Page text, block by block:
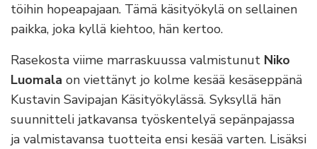
töihin hopeapajaan. Tämä käsityökylä on sellainen
paikka, joka kyllä kiehtoo, hän kertoo.
Rasekosta viime marraskuussa valmistunut Niko
Luomala on viettänyt jo kolme kesää kesäseppänä
Kustavin Savipajan Käsityökylässä. Syksyllä hän
suunnitteli jatkavansa työskentelyä sepänpajassa
ja valmistavansa tuotteita ensi kesää varten. Lisäksi